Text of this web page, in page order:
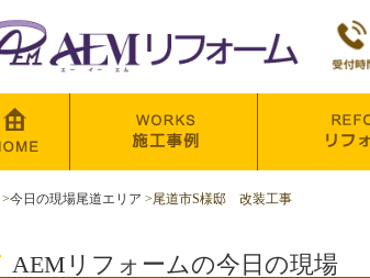
>今日の現場尾道エリア >尾道市S様邸 改装工事
AEMリフォームの今日の現場